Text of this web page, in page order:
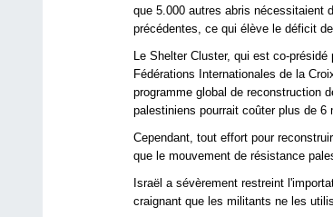
que 5.000 autres abris nécessitaient
précédentes, ce qui élève le déficit
Le Shelter Cluster, qui est co-
Fédérations Internationales de la
programme global de reconstruction
palestiniens pourrait coûter plus de 6
Cependant, tout effort pour
que le mouvement de résistance
Israël a sévèrement restreint
craignant que les militants ne les